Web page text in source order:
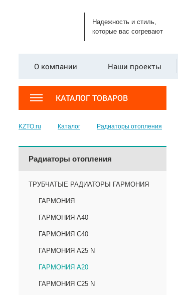
Надежность и стиль,
которые вас согревают
О компании Наши проекты
КАТАЛОГ ТОВАРОВ
KZTO.ru Каталог Радиаторы отопления
Радиаторы отопления
ТРУБЧАТЫЕ РАДИАТОРЫ ГАРМОНИЯ
ГАРМОНИЯ
ГАРМОНИЯ А40
ГАРМОНИЯ С40
ГАРМОНИЯ А25 N
ГАРМОНИЯ А20
ГАРМОНИЯ С25 N